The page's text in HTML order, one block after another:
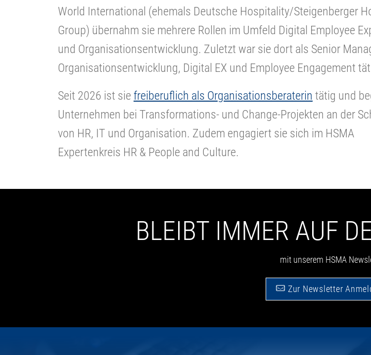
World International (ehemals Deutsche Hospitality/Steigenberger
Group) übernahm sie mehrere Rollen im Umfeld Digital Employee
und Organisationsentwicklung. Zuletzt war sie dort als Senior
Organisationsentwicklung, Digital EX und Employee Engagement
Seit 2026 ist sie freiberuflich als Organisationsberaterin tätig und
Unternehmen bei Transformations- und Change-Projekten an der
von HR, IT und Organisation. Zudem engagiert sie sich im HSMA
Expertenkreis HR & People and Culture.
BLEIBT IMMER AUF
mit unserem HSMA
Zur Newsletter